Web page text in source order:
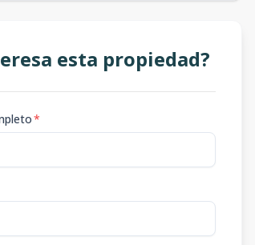
esta propiedad?
*